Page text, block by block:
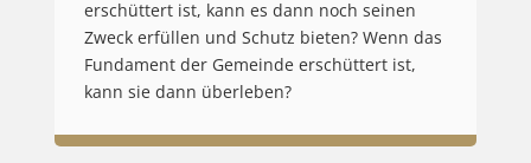
erschüttert ist, kann es dann noch seinen
Zweck erfüllen und Schutz bieten? Wenn das
Fundament der Gemeinde erschüttert ist,
kann sie dann überleben?